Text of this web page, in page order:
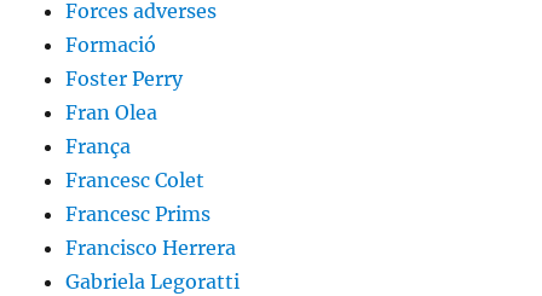
Forces adverses
Formació
Foster Perry
Fran Olea
França
Francesc Colet
Francesc Prims
Francisco Herrera
Gabriela Legoratti